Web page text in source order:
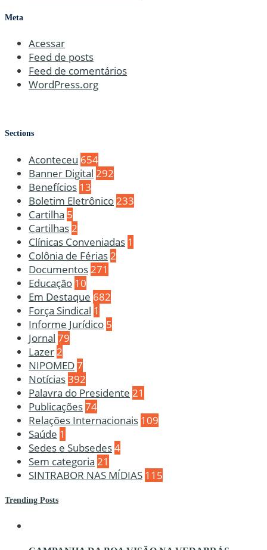
Meta
Acessar
Feed de posts
Feed de comentários
WordPress.org
Sections
Aconteceu 654
Banner Digital 292
Benefícios 13
Boletim Eletrônico233
Cartilha 5
Cartilhas2
Clínicas Conveniadas 1
Colônia de Férias2
Documentos271
Educação 10
Em Destaque 682
Força Sindical 1
Informe Jurídico 5
Jornal 79
Lazer2
NIPOMED7
Notícias392
Palavra do Presidente 21
Publicações74
Relações Internacionais 109
Saúde 1
Sedes e Subsedes4
Sem categoria 21
SINTRABOR NAS MÍDIAS 115
Trending Posts